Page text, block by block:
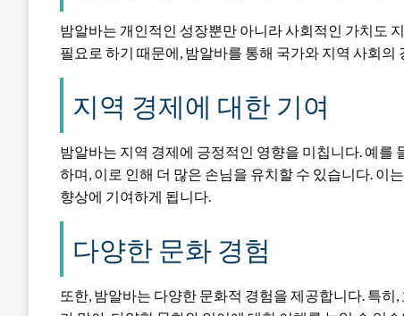
밤알바는 개인적인 성장뿐만 아니라 사회적인 가치도
필요로 하기 때문에, 밤알바를 통해 국가와 지역 사회의
지역 경제에 대한 기여
밤알바는 지역 경제에 긍정적인 영향을 미칩니다. 예를
하며, 이로 인해 더 많은 손님을 유치할 수 있습니다. 이
향상에 기여하게 됩니다.
다양한 문화 경험
또한, 밤알바는 다양한 문화적 경험을 제공합니다. 특